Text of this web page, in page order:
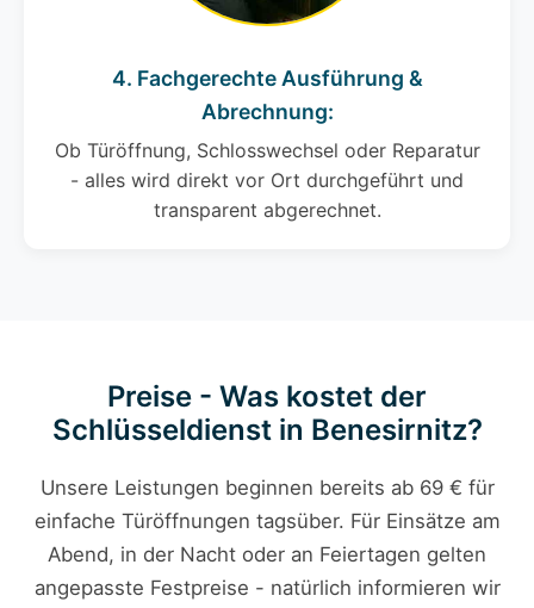
4. Fachgerechte Ausführung &
Abrechnung:
Ob Türöffnung, Schlosswechsel oder Reparatur
- alles wird direkt vor Ort durchgeführt und
transparent abgerechnet.
Preise - Was kostet der
Schlüsseldienst in Benesirnitz?
Unsere Leistungen beginnen bereits ab 69 € für
einfache Türöffnungen tagsüber. Für Einsätze am
Abend, in der Nacht oder an Feiertagen gelten
angepasste Festpreise - natürlich informieren wir